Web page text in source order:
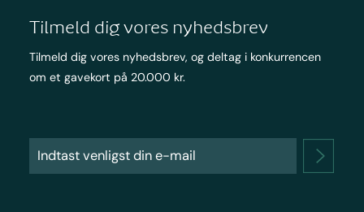
Tilmeld dig vores nyhedsbrev
Tilmeld dig vores nyhedsbrev, og deltag i konkurrencen
om et gavekort på 20.000 kr.